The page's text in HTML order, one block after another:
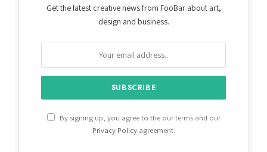
Get the latest creative news from FooBar about art,
design and business.
By signing up, you agree to the our terms and our
Privacy Policyagreement.